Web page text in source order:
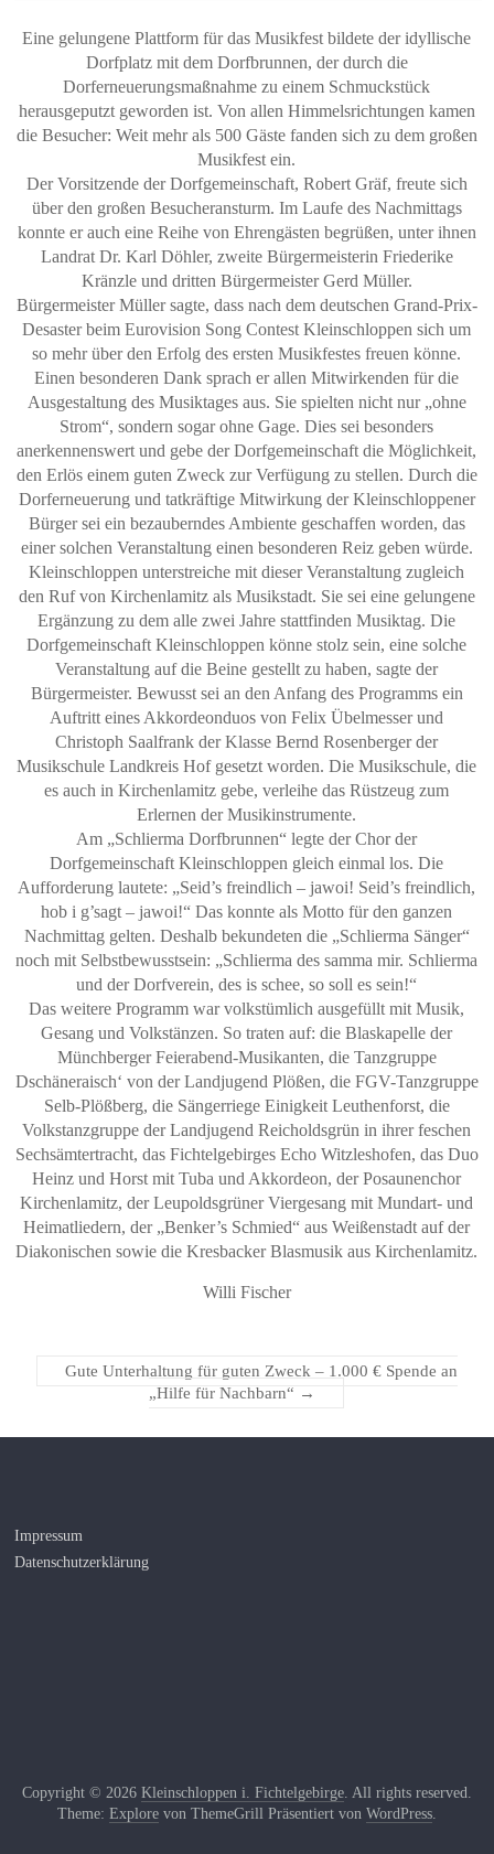
Eine gelungene Plattform für das Musikfest bildete der idyllische
Dorfplatz mit dem Dorfbrunnen, der durch die
Dorferneuerungsmaßnahme zu einem Schmuckstück
herausgeputzt geworden ist. Von allen Himmelsrichtungen kamen
die Besucher: Weit mehr als 500 Gäste fanden sich zu dem großen
Musikfest ein.
Der Vorsitzende der Dorfgemeinschaft, Robert Gräf, freute sich
über den großen Besucheransturm. Im Laufe des Nachmittags
konnte er auch eine Reihe von Ehrengästen begrüßen, unter ihnen
Landrat Dr. Karl Döhler, zweite Bürgermeisterin Friederike
Kränzle und dritten Bürgermeister Gerd Müller.
Bürgermeister Müller sagte, dass nach dem deutschen Grand-Prix-
Desaster beim Eurovision Song Contest Kleinschloppen sich um
so mehr über den Erfolg des ersten Musikfestes freuen könne.
Einen besonderen Dank sprach er allen Mitwirkenden für die
Ausgestaltung des Musiktages aus. Sie spielten nicht nur „ohne
Strom“, sondern sogar ohne Gage. Dies sei besonders
anerkennenswert und gebe der Dorfgemeinschaft die Möglichkeit,
den Erlös einem guten Zweck zur Verfügung zu stellen. Durch die
Dorferneuerung und tatkräftige Mitwirkung der Kleinschloppener
Bürger sei ein bezauberndes Ambiente geschaffen worden, das
einer solchen Veranstaltung einen besonderen Reiz geben würde.
Kleinschloppen unterstreiche mit dieser Veranstaltung zugleich
den Ruf von Kirchenlamitz als Musikstadt. Sie sei eine gelungene
Ergänzung zu dem alle zwei Jahre stattfinden Musiktag. Die
Dorfgemeinschaft Kleinschloppen könne stolz sein, eine solche
Veranstaltung auf die Beine gestellt zu haben, sagte der
Bürgermeister. Bewusst sei an den Anfang des Programms ein
Auftritt eines Akkordeonduos von Felix Übelmesser und
Christoph Saalfrank der Klasse Bernd Rosenberger der
Musikschule Landkreis Hof gesetzt worden. Die Musikschule, die
es auch in Kirchenlamitz gebe, verleihe das Rüstzeug zum
Erlernen der Musikinstrumente.
Am „Schlierma Dorfbrunnen“ legte der Chor der
Dorfgemeinschaft Kleinschloppen gleich einmal los. Die
Aufforderung lautete: „Seid’s freindlich – jawoi! Seid’s freindlich,
hob i g’sagt – jawoi!“ Das konnte als Motto für den ganzen
Nachmittag gelten. Deshalb bekundeten die „Schlierma Sänger“
noch mit Selbstbewusstsein: „Schlierma des samma mir. Schlierma
und der Dorfverein, des is schee, so soll es sein!“
Das weitere Programm war volkstümlich ausgefüllt mit Musik,
Gesang und Volkstänzen. So traten auf: die Blaskapelle der
Münchberger Feierabend-Musikanten, die Tanzgruppe
Dschäneraisch‘ von der Landjugend Plößen, die FGV-Tanzgruppe
Selb-Plößberg, die Sängerriege Einigkeit Leuthenforst, die
Volkstanzgruppe der Landjugend Reicholdsgrün in ihrer feschen
Sechsämtertracht, das Fichtelgebirges Echo Witzleshofen, das Duo
Heinz und Horst mit Tuba und Akkordeon, der Posaunenchor
Kirchenlamitz, der Leupoldsgrüner Viergesang mit Mundart- und
Heimatliedern, der „Benker’s Schmied“ aus Weißenstadt auf der
Diakonischen sowie die Kresbacker Blasmusik aus Kirchenlamitz.
Willi Fischer
Gute Unterhaltung für guten Zweck – 1.000 € Spende an
„Hilfe für Nachbarn“ →
Impressum
Datenschutzerklärung
Copyright © 2026 Kleinschloppen i. Fichtelgebirge. All rights reserved.
Theme: Explorevon ThemeGrill Präsentiert von WordPress.